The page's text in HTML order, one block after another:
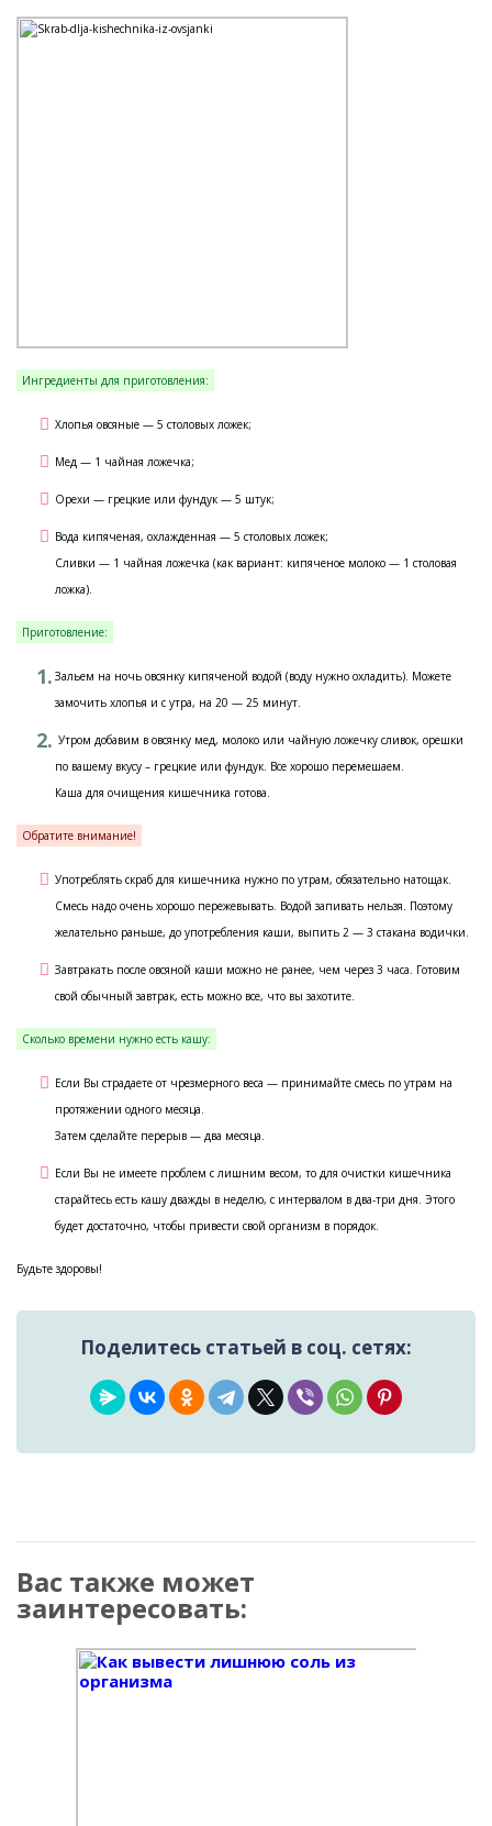
Ингредиенты для приготовления:
Хлопья овсяные — 5 столовых ложек;
Мед — 1 чайная ложечка;
Орехи — грецкие или фундук — 5 штук;
Вода кипяченая, охлажденная — 5 столовых ложек;
Сливки — 1 чайная ложечка (как вариант: кипяченое молоко — 1 столовая
ложка).
Приготовление:
Зальем на ночь овсянку кипяченой водой (воду нужно охладить). Можете
замочить хлопья и с утра, на 20 — 25 минут.
Утром добавим в овсянку мед, молоко или чайную ложечку сливок, орешки
по вашему вкусу – грецкие или фундук. Все хорошо перемешаем.
Каша для очищения кишечника готова.
Обратите внимание!
Употреблять скраб для кишечника нужно по утрам, обязательно натощак.
Смесь надо очень хорошо пережевывать. Водой запивать нельзя. Поэтому
желательно раньше, до употребления каши, выпить 2 — 3 стакана водички.
Завтракать после овсяной каши можно не ранее, чем через 3 часа. Готовим
свой обычный завтрак, есть можно все, что вы захотите.
Сколько времени нужно есть кашу:
Если Вы страдаете от чрезмерного веса — принимайте смесь по утрам на
протяжении одного месяца.
Затем сделайте перерыв — два месяца.
Если Вы не имеете проблем с лишним весом, то для очистки кишечника
старайтесь есть кашу дважды в неделю, с интервалом в два-три дня. Этого
будет достаточно, чтобы привести свой организм в порядок.
Будьте здоровы!
Поделитесь статьей в соц. сетях:
Вас также может
заинтересовать: